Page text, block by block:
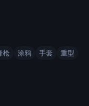
枪 涂鸦 手套
重型